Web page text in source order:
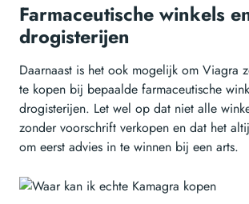
Farmaceutische winkels
drogisterijen
Daarnaast is het ook mogelijk om Viagra
te kopen bij bepaalde farmaceutische
drogisterijen. Let wel op dat niet alle
zonder voorschrift verkopen en dat het
om eerst advies in te winnen bij een arts.